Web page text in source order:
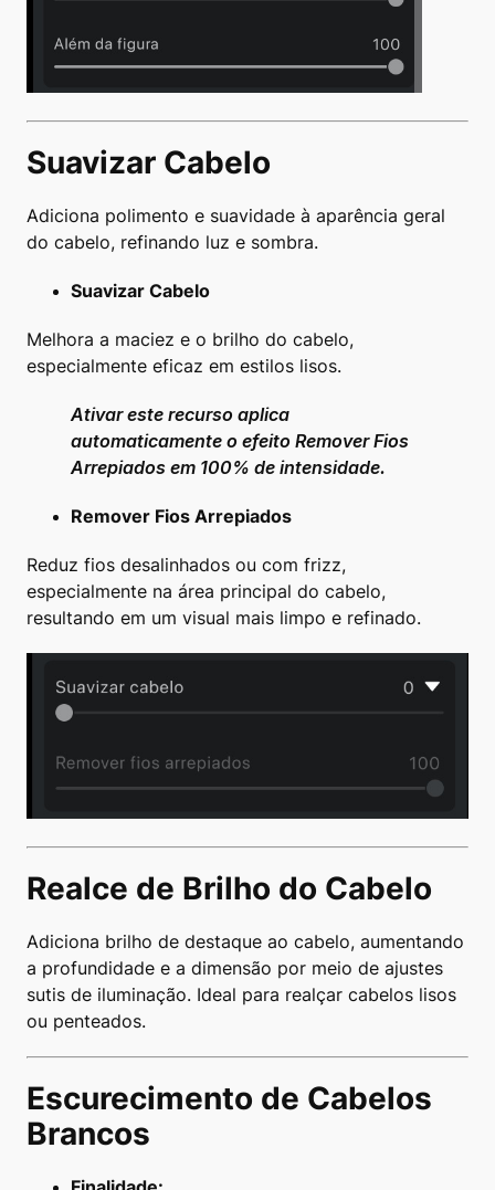
Suavizar Cabelo
Adiciona polimento e suavidade à aparência geral
do cabelo, refinando luz e sombra.
Suavizar Cabelo
Melhora a maciez e o brilho do cabelo,
especialmente eficaz em estilos lisos.
Ativar este recurso aplica
automaticamente o efeito Remover Fios
Arrepiados em 100% de intensidade.
Remover Fios Arrepiados
Reduz fios desalinhados ou com frizz,
especialmente na área principal do cabelo,
resultando em um visual mais limpo e refinado.
Realce de Brilho do Cabelo
Adiciona brilho de destaque ao cabelo, aumentando
a profundidade e a dimensão por meio de ajustes
sutis de iluminação. Ideal para realçar cabelos lisos
ou penteados.
Escurecimento de Cabelos
Brancos